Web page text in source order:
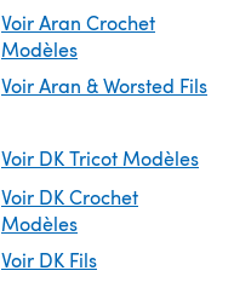
Voir Aran Crochet
Modèles
Voir Aran & Worsted Fils
Voir DK Tricot Modèles
Voir DK Crochet
Modèles
Voir DK Fils